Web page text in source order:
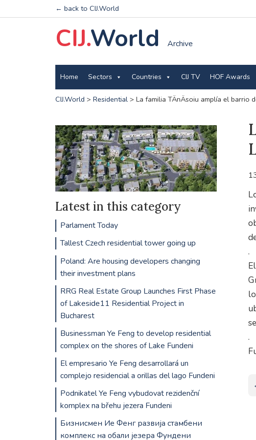
← back to CIJ.World
CIJ.World Archive
Home Sectors Countries CIJ TV HOF Awards
CIJ.World > Residential> La familia TÄnÄsoiu amplía el barrio
.
.
Latest in this category
Parlament Today
Tallest Czech residential tower going up
Poland: Are housing developers changing
their investment plans
RRG Real Estate Group Launches First Phase
of Lakeside11 Residential Project in
Bucharest
Businessman Ye Feng to develop residential
complex on the shores of Lake Fundeni
El empresario Ye Feng desarrollará un
complejo residencial a orillas del lago Fundeni
Podnikatel Ye Feng vybudovat rezidenční
komplex na břehu jezera Fundeni
Бизнисмен Ие Фенг развија стамбени
комплекс на обали језера Фундени